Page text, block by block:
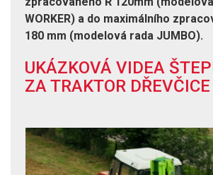
WORKER) a do maximálního
180 mm (modelová rada JUMBO).
UKÁZKOVÁ VIDEA
ZA TRAKTOR